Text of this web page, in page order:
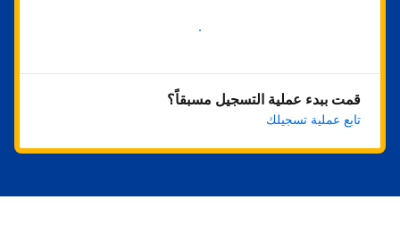
ابدأ الآن
قمت ببدء عملية التسجيل مسبقاً؟
تابع عملية تسجيلك